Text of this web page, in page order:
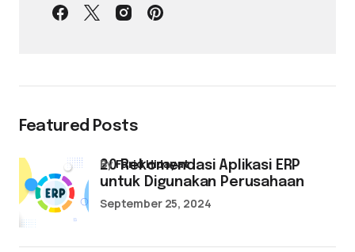
Featured Posts
20 Rekomendasi Aplikasi ERP
untuk Digunakan Perusahaan
byFarid Hidayat
September 25, 2024